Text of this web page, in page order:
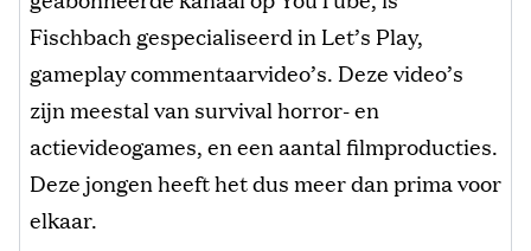
Fischbach gespecialiseerd in Let’s Play,
gameplay commentaarvideo’s. Deze video’s
zijn meestal van survival horror- en
actievideogames, en een aantal filmproducties.
Deze jongen heeft het dus meer dan prima voor
elkaar.